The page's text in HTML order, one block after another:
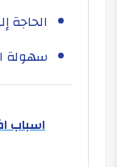
الحاجة
سهولة
اسباب